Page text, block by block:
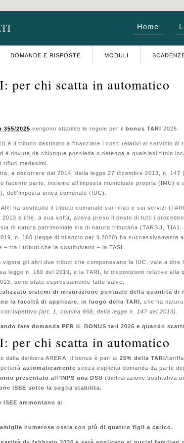
Home
DOMANDE E RISPOSTE MODULI
per chi scatta in automatico
355/2025 vengono stabilite le regole per il bonus TARI 2025.
è il tributo destinato a finanziare i costi relativi al servizio di
è dovuta da chiunque possieda o detenga a qualsiasi titolo
medesimi.
a decorrere dal 2014, dalla legge 27 dicembre 2013, n. 147
facente parte, insieme all’imposta municipale propria (IMU) e
dell’imposta unica comunale (IUC).
ha sostituito il tributo comunale sui rifiuti e sui servizi
2013 e che, a sua volta, aveva preso il posto di tutti i
di natura patrimoniale sia di natura tributaria (TARSU, TIA1,
n. 160 (legge di bilancio per il 2020) ha successivamente
– tra i tributi che la costituivano – la TASI.
gli altri due tributi che componevano la IUC, vale a dire
legge n. 160 del 2019, e la TARI, le disposizioni relative alla
sono state espressamente fatte salve.
sistemi di misurazione puntuale della quantità
la facoltà di applicare, in luogo della TARI, che ha
[art. 1, comma 668, della legge n. 147 del 2013]
fare domanda PER IL BONUS tari 2025 e quando
per chi scatta in automatico
dalla delibera ARERA, il bonus è pari al 25% della TARI/
automaticamente senza esplicita domanda da parte
presentato all’INPS una DSU (dichiarazione sostitutiva
ISEE sotto la soglia stabilita.
ammontano a:
numerose ossia con più di quattro figli a carico.